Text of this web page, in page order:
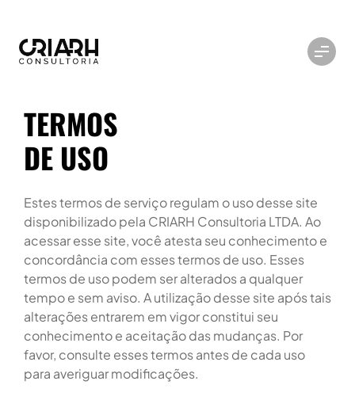
TERMOS
DE USO
Estes termos de serviço regulam o uso desse site
disponibilizado pela CRIARH Consultoria LTDA. Ao
acessar esse site, você atesta seu conhecimento e
concordância com esses termos de uso. Esses
termos de uso podem ser alterados a qualquer
tempo e sem aviso. A utilização desse site após tais
alterações entrarem em vigor constitui seu
conhecimento e aceitação das mudanças. Por
favor, consulte esses termos antes de cada uso
para averiguar modificações.